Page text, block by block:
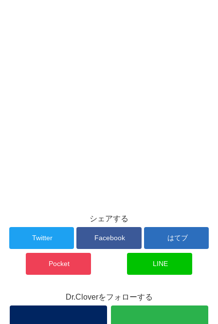
シェアする
Twitter Facebook はてブ
Pocket LINE
Dr.Cloverをフォローする